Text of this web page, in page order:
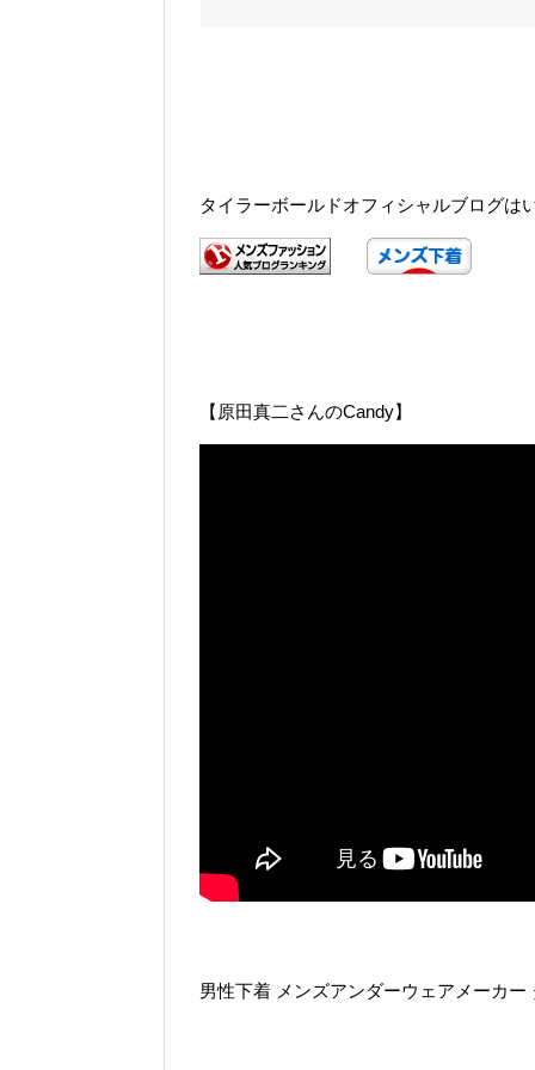
タイラーボールドオフィシャルブログは
【原田真二さんのCandy】
男性下着 メンズアンダーウェアメーカー